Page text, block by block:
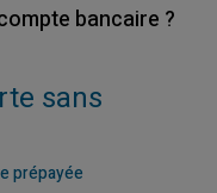
bancaire ?
sans
prépayée